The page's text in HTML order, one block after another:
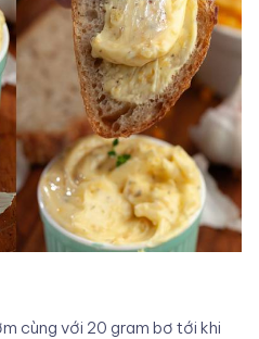
cùng với 20 gram bơ tới khi